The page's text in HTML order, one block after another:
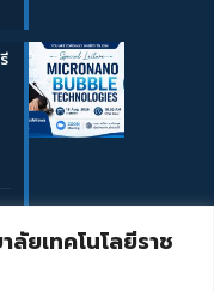
ยเทคโนโลยีราช